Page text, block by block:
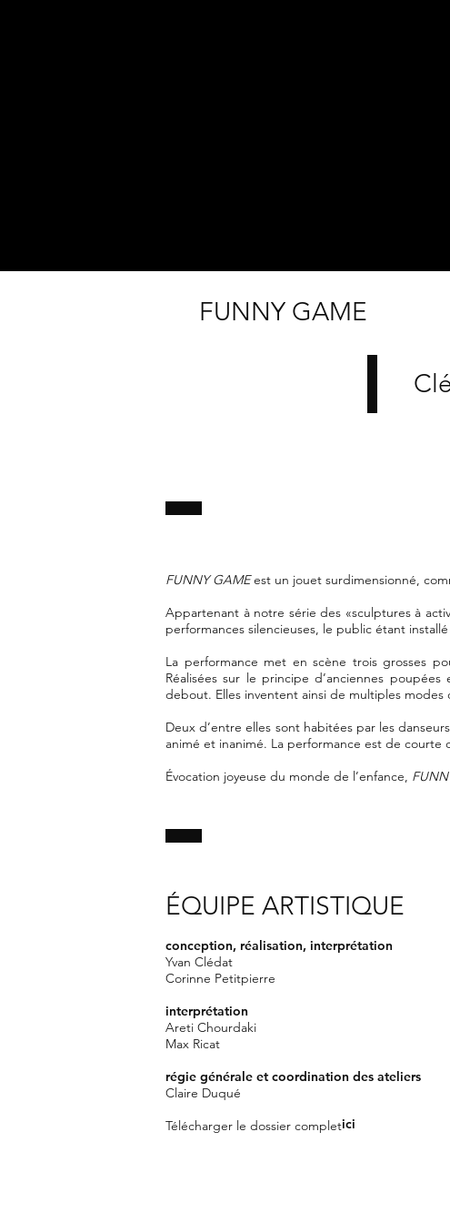
FUNNY GAME
FUNNY GAMEest un jouet surdimensionné,
Appartenant à notre série des «sculptures à
performances silencieuses, le public étant
La performance met en scène trois grosses
Réalisées sur le principe d’anciennes
debout. Elles inventent ainsi de multiples
Deux d’entre elles sont habitées par les
animé et inanimé. La performance est de courte
Évocation joyeuse du monde de l’enfance,
ÉQUIPE ARTISTIQUE
conception, réalisation, interprétation
Yvan Clédat
Corinne Petitpierre
interprétation
Areti Chourdaki
Max Ricat
régie générale et coordination des ateliers
Claire Duqué
Télécharger le dossier completici